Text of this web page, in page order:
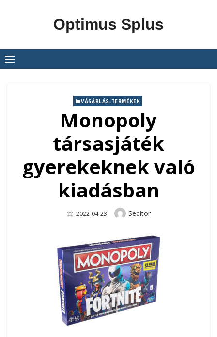
Optimus Splus
VÁSÁRLÁS-TERMÉKEK
Monopoly
társasjáték
gyerekeknek való
kiadásban
Posted
2022-04-23 Author
Seditor